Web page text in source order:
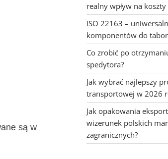
są w
realny wpływ na koszty
ISO 22163 –
komponentów do
Co zrobić po
spedytora?
Jak wybrać najlepszy
transportowej w 2026
Jak opakowania
wizerunek polskich
zagranicznych?